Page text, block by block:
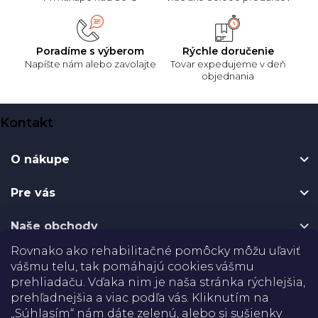
Rovnako ako rehabilitačné pomôcky môžu uľaviť
vášmu telu, tak pomáhajú cookies vášmu
prehliadaču. Vďaka nim je naša stránka rýchlejšia,
prehľadnejšia a viac podľa vás. Kliknutím na
„Súhlasím“ nám dáte zelenú, alebo si sušienky
Poradíme s výberom
Napíšte nám alebo zavolajte
Rýchle doručenie
Tovar expedujeme v deň
objednania
á
Kontakt
O nákupe
Pre vás
Naše obchody
Certifikáty
Doprava